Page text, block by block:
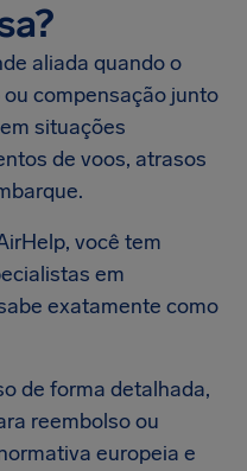
aliada quando o
compensação junto
situações
de voos, atrasos
você tem
em
exatamente como
de forma detalhada,
reembolso ou
europeia e